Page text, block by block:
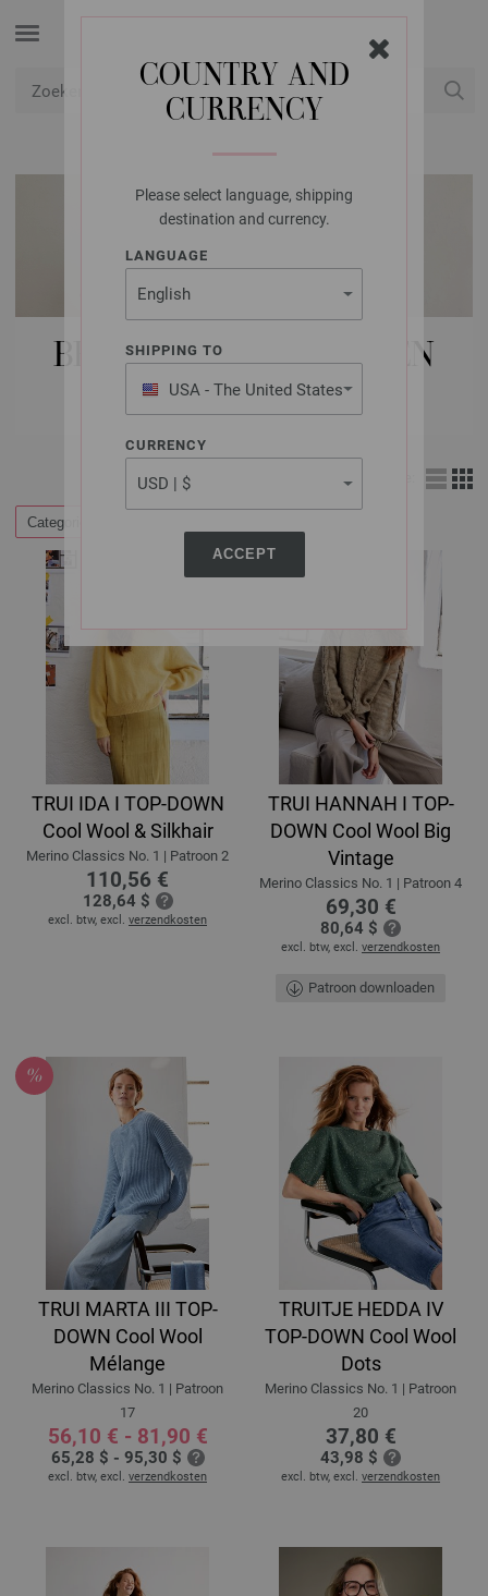
COUNTRY AND
CURRENCY
Please select language, shipping
destination and currency.
LANGUAGE
SHIPPING TO
USA - The United States
of America
CURRENCY
ACCEPT
BREI-/HAAKPAKKETTEN
DAMES
Weergave:
Categorieën
TRUI IDA I TOP-DOWN
Cool Wool & Silkhair
Merino Classics No. 1 | Patroon 2
110,56 €
128,64 $
excl. btw, excl. verzendkosten
TRUI HANNAH I TOP-
DOWN Cool Wool Big
Vintage
Merino Classics No. 1 | Patroon 4
69,30 €
80,64 $
excl. btw, excl. verzendkosten
Patroon downloaden
TRUI MARTA III TOP-
DOWN Cool Wool
Mélange
Merino Classics No. 1 | Patroon
17
56,10 € - 81,90 €
65,28 $ - 95,30 $
excl. btw, excl. verzendkosten
TRUITJE HEDDA IV
TOP-DOWN Cool Wool
Dots
Merino Classics No. 1 | Patroon
20
37,80 €
43,98 $
excl. btw, excl. verzendkosten